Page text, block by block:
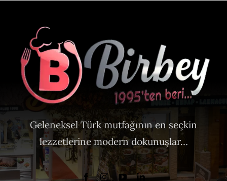
Geleneksel Türk mutfağının en seçkin
lezzetlerine modern dokunuşlar…